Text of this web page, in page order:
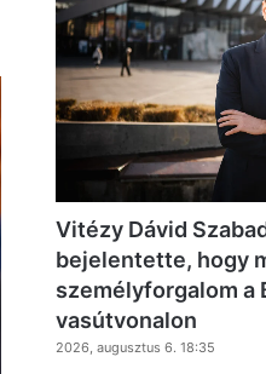
Vitézy Dávid
bejelentette, hogy
személyforgalom a
vasútvonalon
2026, augusztus 6. 18:35